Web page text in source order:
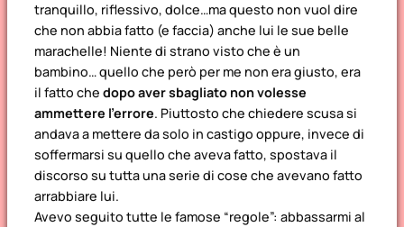
tranquillo, riflessivo, dolce…ma questo non vuol dire
che non abbia fatto (e faccia) anche lui le sue belle
marachelle! Niente di strano visto che è un
bambino… quello che però per me non era giusto, era
il fatto che dopo aver sbagliato non volesse
ammettere l’errore. Piuttosto che chiedere scusa si
andava a mettere da solo in castigo oppure, invece di
soffermarsi su quello che aveva fatto, spostava il
discorso su tutta una serie di cose che avevano fatto
arrabbiare lui.
Avevo seguito tutte le famose “regole”: abbassarmi al